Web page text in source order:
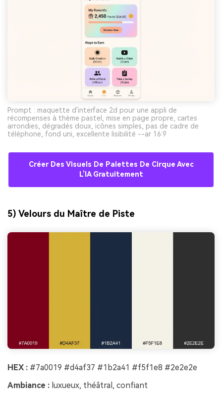
Prompt : maquette d'interface 2d pour une appli de
récompenses à thème pastel, mise en page propre, cartes
arrondies, dégradés doux, icônes simples, pas de cadre de
téléphone, fond uni, excellente lisibilité --ar 16:9
Créer Des Visuels De Palettes De Cirque Avec
L’IA Gratuitement
5) Velours du Maître de Piste
HEX : #7a0019 #d4af37 #1b2a41 #f5f1e8 #2e2e2e
Ambiance : luxueux, théâtral, confiant